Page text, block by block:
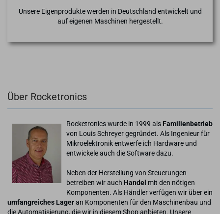
Unsere Eigenprodukte werden in Deutschland entwickelt und
auf eigenen Maschinen hergestellt.
Über Rocketronics
Rocketronics wurde in 1999 als Familienbetrieb
von Louis Schreyer gegründet. Als Ingenieur für
Mikroelektronik entwerfe ich Hardware und
entwickele auch die Software dazu.
Neben der Herstellung von Steuerungen
betreiben wir auch Handel mit den nötigen
Komponenten. Als Händler verfügen wir über ein
umfangreiches Lageran Komponenten für den Maschinenbau und
die Automatisierung, die wir in diesem Shop anbieten. Unsere